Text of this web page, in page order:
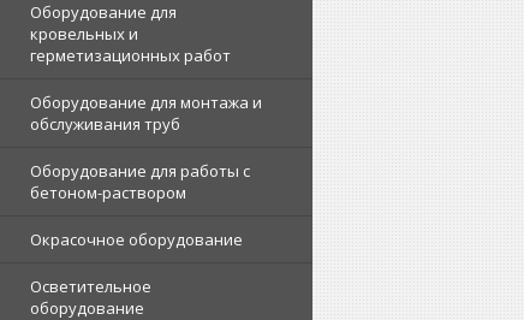
Оборудование для
кровельных и
герметизационных работ
Оборудование для монтажа и
обслуживания труб
Оборудование для работы с
бетоном-раствором
Окрасочное оборудование
Осветительное
оборудование